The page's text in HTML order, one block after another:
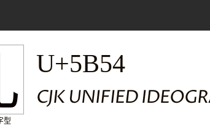
型
U+5B54
CJK UNIFIED